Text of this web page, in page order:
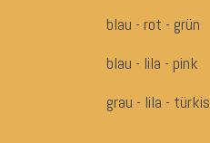
blau - rot - grün
blau - lila - pink
grau - lila - türkis